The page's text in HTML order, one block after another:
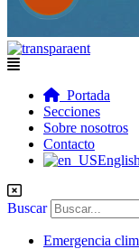
Flyout
Portada
Secciones
Sobre nosotros
Contacto
English
Buscar
Emergencia